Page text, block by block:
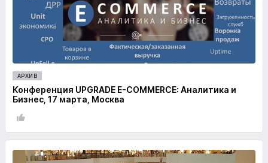
АРХИВ
Конференция UPGRADE E-COMMERCE: Аналитика и
Бизнес, 17 марта, Москва